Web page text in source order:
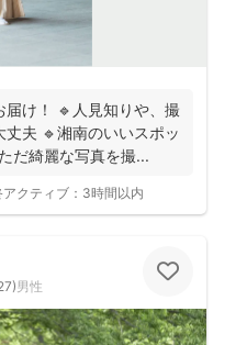
届け！ 🔹人見知りや、撮
夫 🔹湘南のいいスポッ
だ綺麗な写真を撮...
クティブ： 3時間以内
)男性